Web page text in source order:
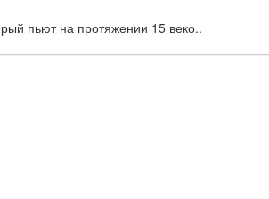
пьют на протяжении 15 веко..